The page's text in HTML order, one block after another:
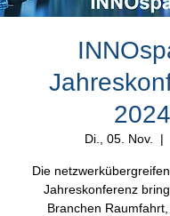
2024
Di., 05. Nov.
  |
Die
Jahreskonferenz
Branchen Raumfahrt,